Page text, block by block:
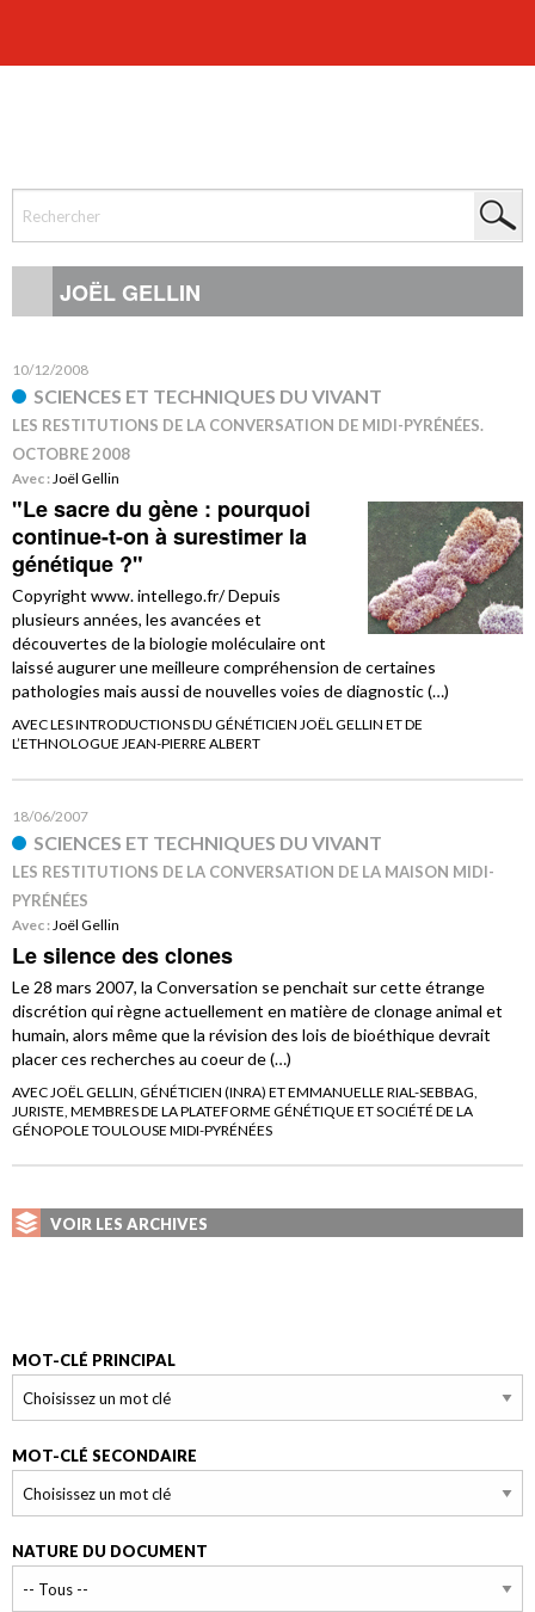
JOËL GELLIN
10/12/2008
SCIENCES ET TECHNIQUES DU VIVANT
LES RESTITUTIONS DE LA CONVERSATION DE MIDI-PYRÉNÉES.
OCTOBRE 2008
Avec :Joël Gellin
"Le sacre du gène : pourquoi
continue-t-on à surestimer la
génétique ?"
Copyright www. intellego.fr/ Depuis
plusieurs années, les avancées et
découvertes de la biologie moléculaire ont
laissé augurer une meilleure compréhension de certaines
pathologies mais aussi de nouvelles voies de diagnostic (…)
AVEC LES INTRODUCTIONS DU GÉNÉTICIEN JOËL GELLIN ET DE
L’ETHNOLOGUE JEAN-PIERRE ALBERT
18/06/2007
SCIENCES ET TECHNIQUES DU VIVANT
LES RESTITUTIONS DE LA CONVERSATION DE LA MAISON MIDI-
PYRÉNÉES
Avec :Joël Gellin
Le silence des clones
Le 28 mars 2007, la Conversation se penchait sur cette étrange
discrétion qui règne actuellement en matière de clonage animal et
humain, alors même que la révision des lois de bioéthique devrait
placer ces recherches au coeur de (…)
AVEC JOËL GELLIN, GÉNÉTICIEN (INRA) ET EMMANUELLE RIAL-SEBBAG,
JURISTE, MEMBRES DE LA PLATEFORME GÉNÉTIQUE ET SOCIÉTÉ DE LA
GÉNOPOLE TOULOUSE MIDI-PYRÉNÉES
VOIR LES ARCHIVES
MOT-CLÉ PRINCIPAL
MOT-CLÉ SECONDAIRE
NATURE DU DOCUMENT